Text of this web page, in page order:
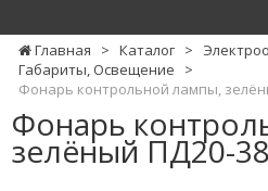
Главная > Каталог >
Габариты, Освещение
>
Фонарь контрольной лампы,
Фонарь
зелёный ПД20-